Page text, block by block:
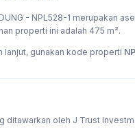
- NPL528-1 merupakan
properti ini adalah 475 m².
lanjut, gunakan kode properti
ditawarkan oleh J Trust